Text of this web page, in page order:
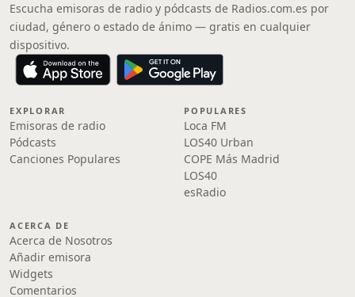
Escucha emisoras de radio y pódcasts de Radios.com.es por
ciudad, género o estado de ánimo — gratis en cualquier
dispositivo.
EXPLORAR
Emisoras de radio
Pódcasts
Canciones Populares
POPULARES
Loca FM
LOS40 Urban
COPE Más Madrid
LOS40
esRadio
ACERCA DE
Acerca de Nosotros
Añadir emisora
Widgets
Comentarios